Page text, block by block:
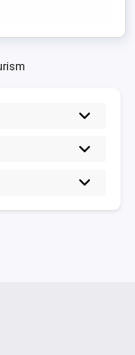
-Veselă